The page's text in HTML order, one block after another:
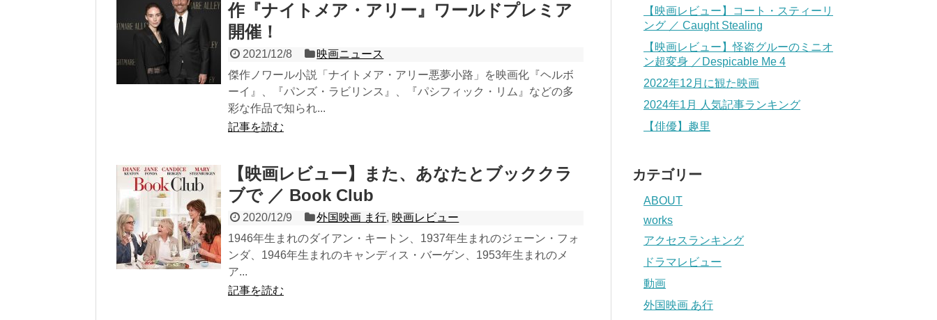
作『ナイトメア・アリー』ワールドプレミア
開催！
2021/12/8
映画ニュース
傑作ノワール小説「ナイトメア・アリー悪夢小路」を映画化『ヘルボ
ーイ』、『パンズ・ラビリンス』、『パシフィック・リム』などの多
彩な作品で知られ...
記事を読む
【映画レビュー】また、あなたとブッククラ
ブで ／ Book Club
2020/12/9 外国映画 ま行, 映画レビュー
1946年生まれのダイアン・キートン、1937年生まれのジェーン・フォ
ンダ、1946年生まれのキャンディス・バーゲン、1953年生まれのメ
ア...
記事を読む
【映画レビュー】コート・スティーリ
ング ／ Caught Stealing
【映画レビュー】怪盗グルーのミニオ
ン超変身 ／Despicable Me 4
2022年12月に観た映画
2024年1月 人気記事ランキング
【俳優】趣里
カテゴリー
ABOUT
works
アクセスランキング
ドラマレビュー
動画
外国映画 あ行